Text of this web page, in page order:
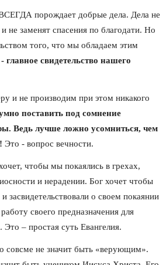
порождает добрые дела. Дела не
не заменят спасения по благодати. Но
того, что мы обладаем этим
свидетельство нашего
и не производим при этом никакого
поставить под сомнение
Ведь лучше ложно усомниться, чем
Это - вопрос вечности.
чтобы мы покаялись в грехах,
и нерадении. Бог хочет чтобы
засвидетельствовали о своем покаянии
своего предназначения для
– простая суть Евангелия.
совсме не значит быть «верующим».